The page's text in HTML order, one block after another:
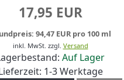
17,95 EUR
94,47 EUR pro 100 ml
inkl. MwSt. zzgl. Versand
Auf Lager
1-3 Werktage